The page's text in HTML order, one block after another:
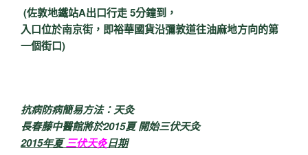
(佐敦地鐵站A出口行走 5分鐘到，
入口位於南京街，即裕華國貨沿彌敦道往油麻地方向的第
一個街口)
抗病防病簡易方法：天灸
長春藤中醫館將於2015夏 開始三伏天灸
2015年夏三伏天灸日期